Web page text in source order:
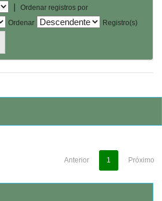
|
Ordenar registros por
Ordenar
Registro(s)
Anterior 1 Próximo